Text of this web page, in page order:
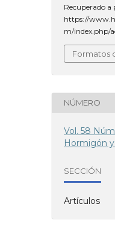
Recuperado a
https://
m/index.php/
Formatos
NÚMERO
Vol. 58
Hormigón
SECCIÓN
Artículos